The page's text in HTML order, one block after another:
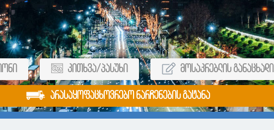
კითხვა/პასუხი მოსაკრებლის განაცხადი
არასაყოფაცხოვრებო ნარჩენების გატანა